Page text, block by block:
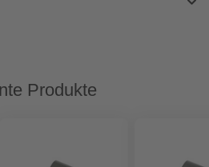
Produkte